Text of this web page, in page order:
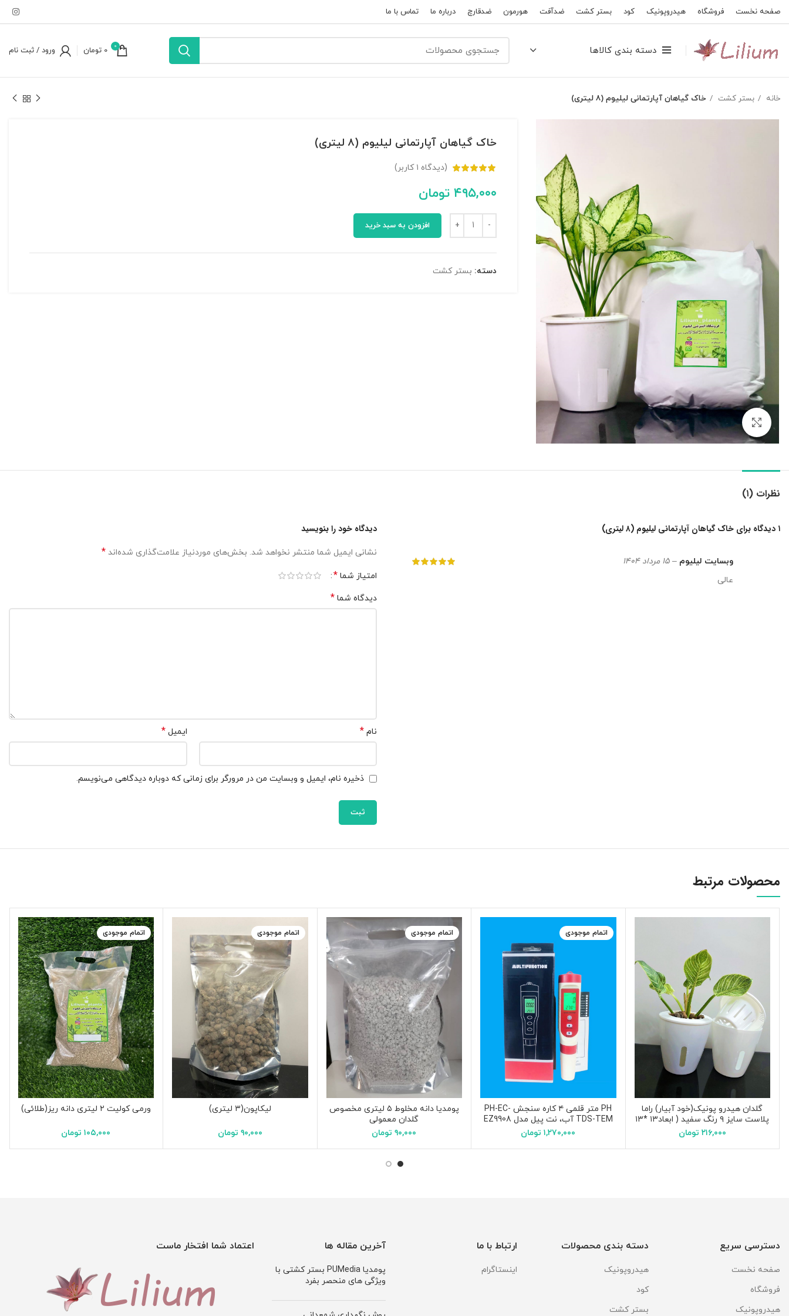
صفحه نخست فروشگاه هیدروپونیک کود بستر کشت ضدآفت هورمون ضدقارچ درباره ما تماس با ما
دسته بندی کالاها 0
0 تومان ورود / ثبت نام
خانه بستر کشت خاک گیاهان آپارتمانی لیلیوم (۸ لیتری)
بزرگنمایی تصویر
خاک گیاهان آپارتمانی لیلیوم (۸ لیتری)
(دیدگاه ۱ کاربر)
۴۹۵,۰۰۰ تومان
افزودن به سبد خرید
دسته: بستر کشت
نظرات (۱)
۱ دیدگاه برای خاک گیاهان آپارتمانی لیلیوم (۸ لیتری)
وبسایت لیلیوم – ۱۵ مرداد ۱۴۰۴
عالی
دیدگاه خود را بنویسید
نشانی ایمیل شما منتشر نخواهد شد. بخش‌های موردنیاز علامت‌گذاری شده‌اند *
امتیاز شما *
دیدگاه شما *
نام * ایمیل*
ذخیره نام، ایمیل و وبسایت من در مرورگر برای زمانی که دوباره دیدگاهی می‌نویسم.
محصولات مرتبط
گلدان هیدرو پونیک(خود آبیار) راما
پلاست سایز ۹ رنگ سفید ( ابعاد۱۳ *۱۳
*۱۳ سانتیمتر)۲۱۶,۰۰۰ تومان
اتمام موجودی
PH متر قلمی ۴ کاره سنجش PH-EC-
TDS-TEM آب، نت پیل مدل EZ9908
۱,۲۷۰,۰۰۰ تومان
اتمام موجودی
پومدیا دانه مخلوط ۵ لیتری مخصوص
گلدان معمولی
۹۰,۰۰۰ تومان
اتمام موجودی
لیکاپون(۳ لیتری)
۹۰,۰۰۰ تومان
اتمام موجودی
ورمی کولیت ۲ لیتری دانه ریز(طلائی)
۱۰۵,۰۰۰ تومان
دسترسی سریع
صفحه نخست
فروشگاه
هیدروپونیک
دسته بندی محصولات
هیدروپونیک
کود
بستر کشت
ارتباط با ما
اینستاگرام
آخرین مقاله ها
پومدیا PUMedia بستر کشتی با
ویژگی های منحصر بفرد
اعتماد شما افتخار ماست